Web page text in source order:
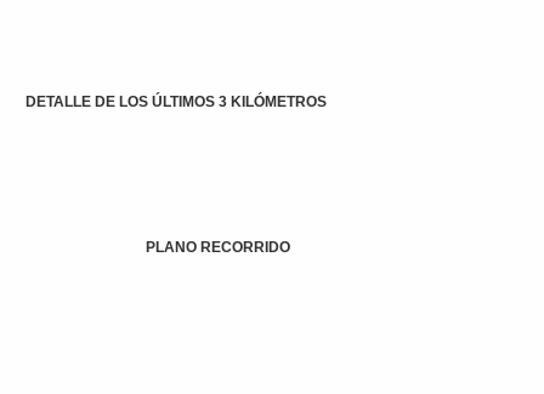
DETALLE DE LOS ÚLTIMOS 3 KILÓMETROS
PLANO RECORRIDO